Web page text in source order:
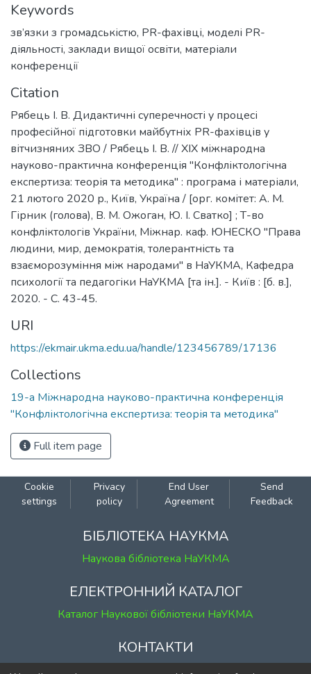
Keywords
зв’язки з громадськістю, PR-фахівці, моделі PR-
діяльності, заклади вищої освіти, матеріали
конференції
Citation
Рябець І. В. Дидактичні суперечності у процесі
професійної підготовки майбутніх PR-фахівців у
вітчизняних ЗВО / Рябець І. В. // ХІХ міжнародна
науково-практична конференція "Конфліктологічна
експертиза: теорія та методика" : програма і матеріали,
21 лютого 2020 р., Київ, Україна / [орг. комітет: А. М.
Гірник (голова), В. М. Ожоган, Ю. І. Сватко] ; Т-во
конфліктологів України, Міжнар. каф. ЮНЕСКО "Права
людини, мир, демократія, толерантність та
взаєморозуміння між народами" в НаУКМА, Кафедра
психології та педагогіки НаУКМА [та ін.]. - Київ : [б. в.],
2020. - С. 43-45.
URI
https://ekmair.ukma.edu.ua/handle/123456789/17136
Collections
19-а Міжнародна науково-практична конференція
"Конфліктологічна експертиза: теорія та методика"
Full item page
Cookie
settings
Privacy
policy
End User
Agreement
Send
Feedback
БІБЛІОТЕКА НАУКМА
Наукова бібліотека НаУКМА
ЕЛЕКТРОННИЙ КАТАЛОГ
Каталог Наукової бібліотеки НаУКМА
КОНТАКТИ
м. Київ, вул. Григорія Сковороди, 2